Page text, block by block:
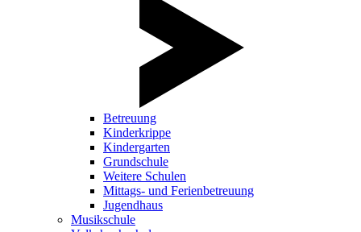
Betreuung
Kinderkrippe
Kindergarten
Grundschule
Weitere Schulen
Mittags- und Ferienbetreuung
Jugendhaus
Musikschule